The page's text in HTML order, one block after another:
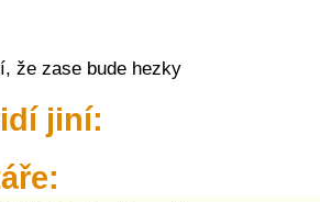
že zase bude hezky
jiní: